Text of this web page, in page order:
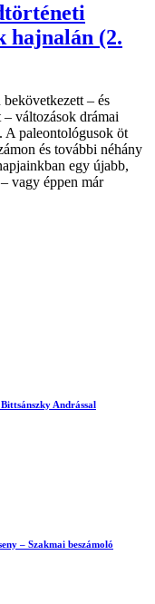
hajnalán (2.
– és
változások drámai
A paleontológusok öt
és további néhány
egy újabb,
vagy éppen már
Andrással
– Szakmai beszámoló